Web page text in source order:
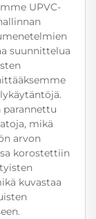
UPVC-
suunnittelua
mikä
arvon
korostettiin
kuvastaa